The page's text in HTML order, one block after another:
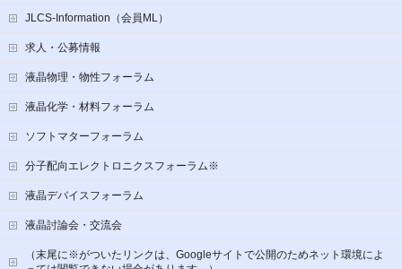
JLCS-Information（会員ML）
求人・公募情報
液晶物理・物性フォーラム
液晶化学・材料フォーラム
ソフトマターフォーラム
分子配向エレクトロニクスフォーラム※
液晶デバイスフォーラム
液晶討論会・交流会
（末尾に※がついたリンクは、Googleサイトで公開のためネット環境によ